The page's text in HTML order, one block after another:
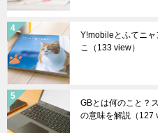
Y!mobileとふてニ
こ
（133 view）
GBとは何のこと？
の意味を解説 （127